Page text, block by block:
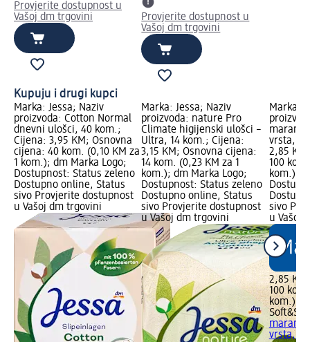
Provjerite dostupnost u
Vašoj dm trgovini
Provjerite dostupnost u
Vašoj dm trgovini
Kupuju i drugi kupci
Marka: Jessa; Naziv
proizvoda: Cotton Normal
dnevni ulošci, 40 kom.;
Cijena: 3,95 KM; Osnovna
cijena: 40 kom. (0,10 KM za
1 kom.); dm Marka Logo;
Dostupnost: Status zeleno
Dostupno online, Status
sivo Provjerite dostupnost
u Vašoj dm trgovini
Marka: Jessa; Naziv
proizvoda: nature Pro
Climate higijenski ulošci –
Ultra, 14 kom.; Cijena:
3,15 KM; Osnovna cijena:
14 kom. (0,23 KM za 1
kom.); dm Marka Logo;
Dostupnost: Status zeleno
Dostupno online, Status
sivo Provjerite dostupnost
u Vašoj dm trgovini
Marka:
vrsta,
2,85
100
kom.);
sivo
u Vašoj
2,85 KM
100
kom.)
vrsta,